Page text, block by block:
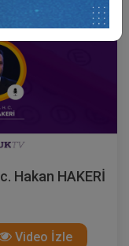
Hakan HAKERİ
Video İzle